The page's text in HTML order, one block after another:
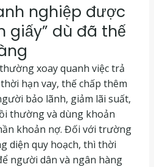
nghiệp được
giấy” dù đã thế
xoay quanh việc trả
hạn vay, thế chấp thêm
bảo lãnh, giảm lãi suất,
thường và dùng khoản
khoản nợ. Đối với trường
diện quy hoạch, thì thời
người dân và ngân hàng